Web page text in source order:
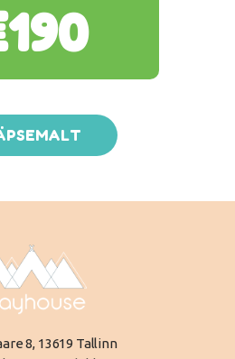
8, 13619 Tallinn